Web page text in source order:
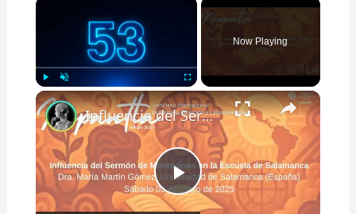
Play Unmute Fullscreen
Now Playing
×
Play
Influencia del Sermón de Montesinos en la Escuela de Salamanca